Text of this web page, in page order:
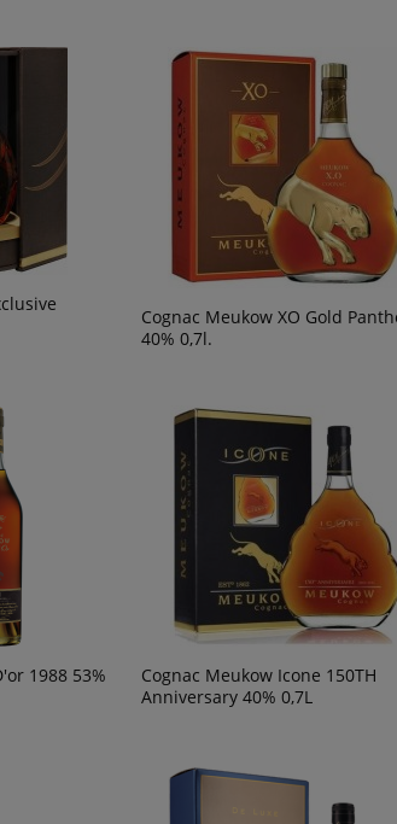
Cognac Meukow XO Gold
40% 0,7l.
1988 53%
Cognac Meukow Icone 150TH
Anniversary 40% 0,7L